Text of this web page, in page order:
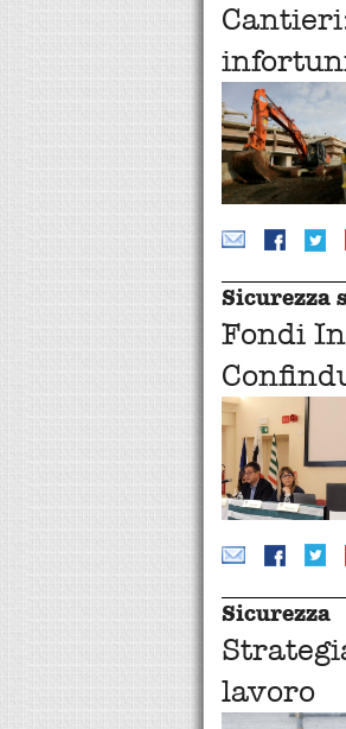
Sicurezza
Fondi
Sicurezza
lavoro